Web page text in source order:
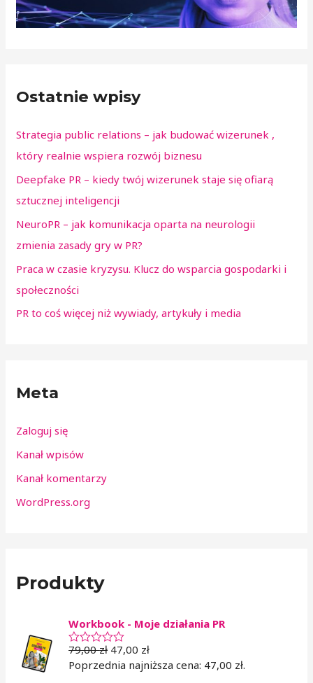
Ostatnie wpisy
Strategia public relations – jak budować wizerunek ,
który realnie wspiera rozwój biznesu
Deepfake PR – kiedy twój wizerunek staje się ofiarą
sztucznej inteligencji
NeuroPR – jak komunikacja oparta na neurologii
zmienia zasady gry w PR?
Praca w czasie kryzysu. Klucz do wsparcia gospodarki i
społeczności
PR to coś więcej niż wywiady, artykuły i media
Meta
Zaloguj się
Kanał wpisów
Kanał komentarzy
WordPress.org
Produkty
Workbook - Moje działania PR
O
c
79,00zł 47,00 zł
Poprzednia najniższa cena: 47,00 zł.